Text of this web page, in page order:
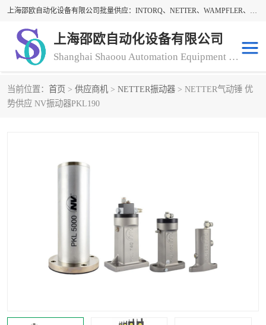
上海邵欧自动化设备有限公司批量供应：INTORQ、NETTER、WAMPFLER、WARNER、WICHITA、三菱离合器、warner离合器、NETTER振动器、WAMPFLER滑触线。上海邵欧自动化设备有限公司提供创新技术与产品解决方案，让客户享有高性价比，优质的产品和服务，我们坚持以持续技术和服务创新为客户不断创造价值。欢迎来电咨询！
上海邵欧自动化设备有限公司
Shanghai Shaoou Automation Equipment Co., Ltd
当前位置： 首页 > 供应商机 > NETTER振动器 > NETTER气动锤 优
势供应 NV振动器PKL190
warner离合器
LEESON ELECTRIC carlson制动器
MACH III离合器 CLEVELAND
Magnetic制动器